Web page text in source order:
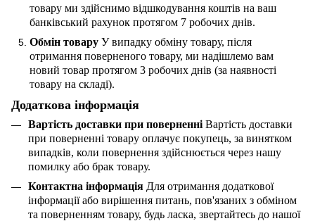
товару ми здійснимо відшкодування коштів на ваш
банківський рахунок протягом 7 робочих днів.
Обмін товару У випадку обміну товару, після
отримання поверненого товару, ми надішлемо вам
новий товар протягом 3 робочих днів (за наявності
товару на складі).
Додаткова інформація
Вартість доставки при поверненні Вартість доставки
при поверненні товару оплачує покупець, за винятком
випадків, коли повернення здійснюється через нашу
помилку або брак товару.
Контактна інформація Для отримання додаткової
інформації або вирішення питань, пов'язаних з обміном
та поверненням товару, будь ласка, звертайтесь до нашої